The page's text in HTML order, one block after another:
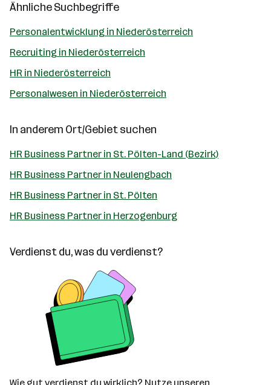
Ähnliche Suchbegriffe
Personalentwicklung in Niederösterreich
Recruiting in Niederösterreich
HR in Niederösterreich
Personalwesen in Niederösterreich
In anderem Ort/Gebiet suchen
HR Business Partner in St. Pölten-Land (Bezirk)
HR Business Partner in Neulengbach
HR Business Partner in St. Pölten
HR Business Partner in Herzogenburg
Verdienst du, was du verdienst?